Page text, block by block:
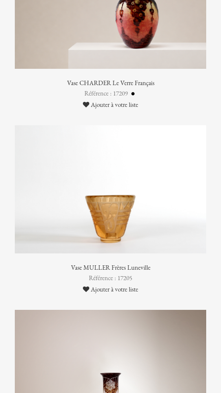
Vase CHARDER Le Verre Français
Référence : 17209
Ajouter à votre liste
Vase MULLER Frères Luneville
Référence : 17205
Ajouter à votre liste